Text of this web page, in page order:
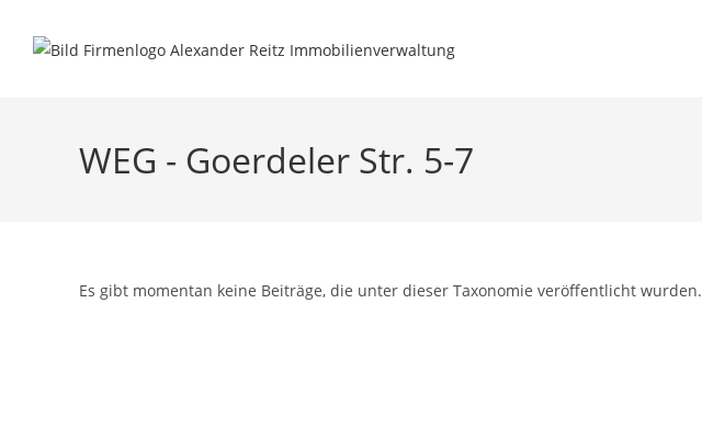
Inhalt
WEG - Goerdeler Str. 5-7
Es gibt momentan keine Beiträge, die unter dieser Taxonomie veröffentlicht wurden.